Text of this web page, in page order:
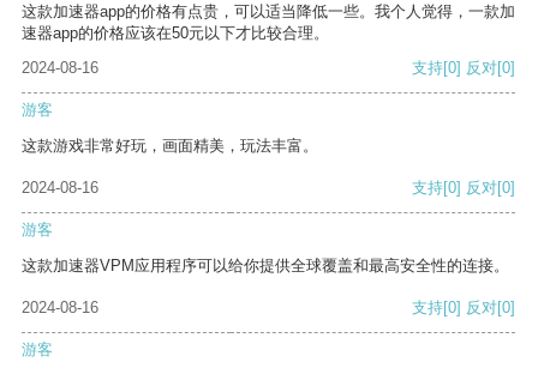
这款加速器app的价格有点贵，可以适当降低一些。我个人觉得，一款加
速器app的价格应该在50元以下才比较合理。
2024-08-16
支持[0] 反对[0]
游客
这款游戏非常好玩，画面精美，玩法丰富。
2024-08-16 支持[0] 反对[0]
游客
这款加速器VPM应用程序可以给你提供全球覆盖和最高安全性的连接。
2024-08-16 支持[0] 反对[0]
游客